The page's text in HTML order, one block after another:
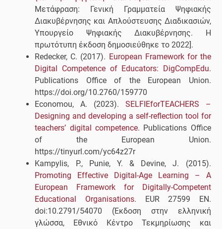
Μετάφραση: Γενική Γραμματεία Ψηφιακής
Διακυβέρνησης και Απλούστευσης Διαδικασιών,
Υπουργείο Ψηφιακής Διακυβέρνησης. H
πρωτότυπη έκδοση δημοσιεύθηκε το 2022].
Redecker, C. (2017). European Framework for the
Digital Competence of Educators: DigCompEdu.
Publications Office of the European Union.
https://doi.org/10.2760/159770
Economou, A. (2023). SELFIEforTEACHERS –
Designing and developing a self-reflection tool for
teachers’ digital competence. Publications Office
of the European Union.
https://tinyurl.com/yc64z27r
Kampylis, P., Punie, Y. & Devine, J. (2015).
Promoting Effective Digital-Age Learning – A
European Framework for Digitally-Competent
Educational Organisations. EUR 27599 EN.
doi:10.2791/54070 (Έκδοση στην ελληνική
γλώσσα, Εθνικό Κέντρο Τεκμηρίωσης και